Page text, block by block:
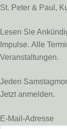
St. Peter & Paul,
Lesen Sie
Impulse. Alle
Veranstaltungen.
Jeden
Jetzt anmelden.
E-Mail-Adresse